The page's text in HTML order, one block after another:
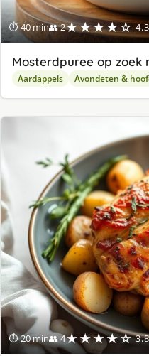
⏱ 40 min👥 2★★★★☆
Mosterdpuree op zoek
Aardappels Avondeten &
⏱ 20 min👥 4★★★★☆